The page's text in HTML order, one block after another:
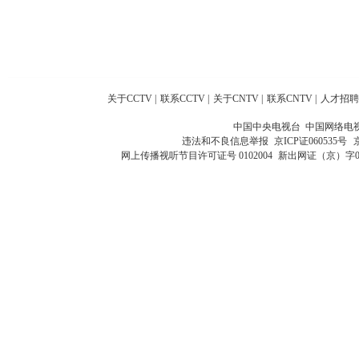
关于CCTV | 联系CCTV | 关于CNTV | 联系CNTV | 人才招聘
中国中央电视台 中国网络电
违法和不良信息举报 京ICP证060535号
网上传播视听节目许可证号 0102004 新出网证（京）